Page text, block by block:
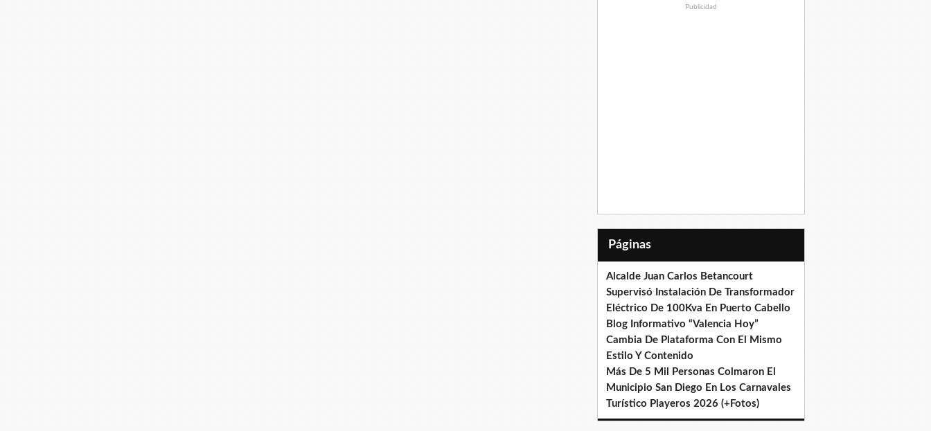
Publicidad
Páginas
Alcalde Juan Carlos Betancourt
Supervisó Instalación De Transformador
Eléctrico De 100Kva En Puerto Cabello
Blog Informativo “Valencia Hoy”
Cambia De Plataforma Con El Mismo
Estilo Y Contenido
Más De 5 Mil Personas Colmaron El
Municipio San Diego En Los Carnavales
Turístico Playeros 2026 (+Fotos)